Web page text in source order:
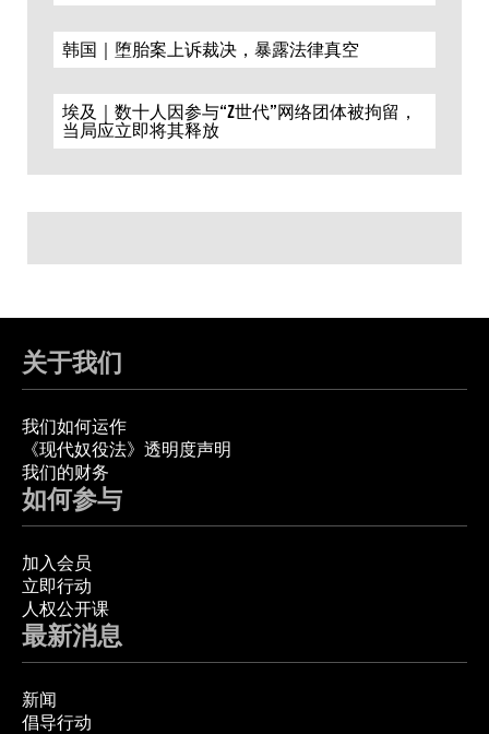
韩国｜堕胎案上诉裁决，暴露法律真空
埃及｜数十人因参与“Z世代”网络团体被拘留，
当局应立即将其释放
关于我们
我们如何运作
《现代奴役法》透明度声明
我们的财务
如何参与
加入会员
立即行动
人权公开课
最新消息
新闻
倡导行动